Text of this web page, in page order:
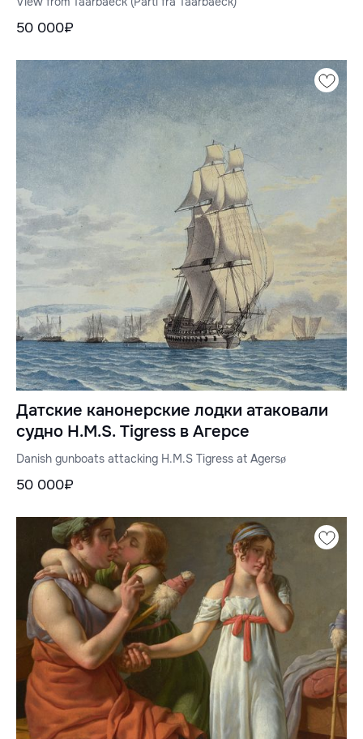
50 000₽
Датские канонерские лодки атаковали
судно H.M.S. Tigress в Агерсе
Danish gunboats attacking H.M.S Tigress at Agersø
50 000₽